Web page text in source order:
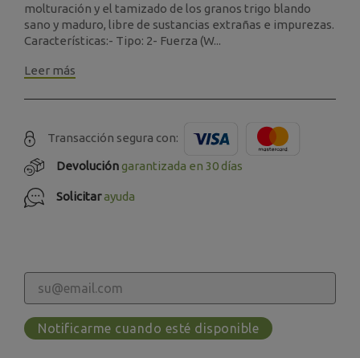
molturación y el tamizado de los granos trigo blando
sano y maduro, libre de sustancias extrañas e impurezas.
Características:- Tipo: 2- Fuerza (W...
Leer más
Transacción segura con:
Devolucióngarantizada en 30 días
Solicitarayuda
Notificarme cuando esté disponible